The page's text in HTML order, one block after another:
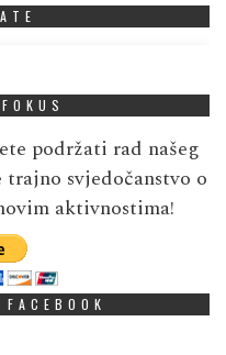
podržati rad našeg
svjedočanstvo o
aktivnostima!